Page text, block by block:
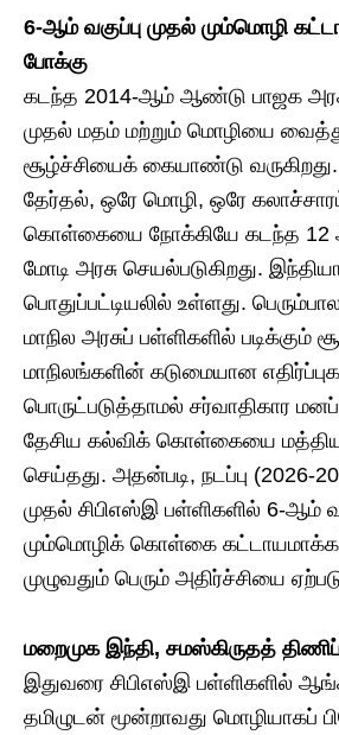
​6-ஆம் வகுப்பு முதல் மும்மொழி
போக்கு
​கடந்த 2014-ஆம் ஆண்டு பாஜக
முதல் மதம் மற்றும் மொழியை
சூழ்ச்சியைக் கையாண்டு வருகிறது.
தேர்தல், ஒரே மொழி, ஒரே
கொள்கையை நோக்கியே கடந்த
மோடி அரசு செயல்படுகிறது.
பொதுப்பட்டியலில் உள்ளது.
மாநில அரசுப் பள்ளிகளில் படிக்கும்
மாநிலங்களின் கடுமையான
பொருட்படுத்தாமல் சர்வாதிகார
தேசிய கல்விக் கொள்கையை மத்திய
செய்தது. அதன்படி, நடப்பு (2026-
முதல் சிபிஎஸ்இ பள்ளிகளில் 6-ஆம்
மும்மொழிக் கொள்கை
முழுவதும் பெரும் அதிர்ச்சியை
​மறைமுக இந்தி, சமஸ்கிருதத்
​இதுவரை சிபிஎஸ்இ பள்ளிகளில்
தமிழுடன் மூன்றாவது மொழியாகப்